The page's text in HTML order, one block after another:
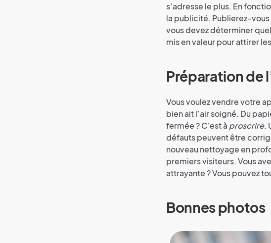
s’adresse le plus. En
la publicité. Publierez-vous
vous devez déterminer
mis en valeur pour attirer
Préparation de
Vous voulez vendre votre
bien ait l’air soigné. Du
fermée ? C’est à proscrire.
défauts peuvent être
nouveau nettoyage en
premiers visiteurs. Vous
attrayante ? Vous pouvez
Bonnes photos